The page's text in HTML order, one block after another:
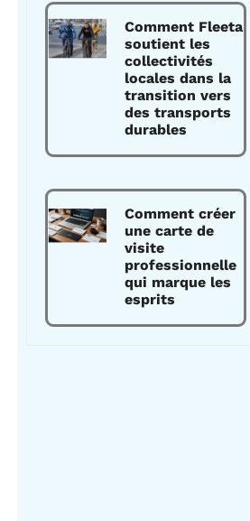
Comment Fleeta
soutient les
collectivités
locales dans la
transition vers
des transports
durables
Comment créer
une carte de
visite
professionnelle
qui marque les
esprits